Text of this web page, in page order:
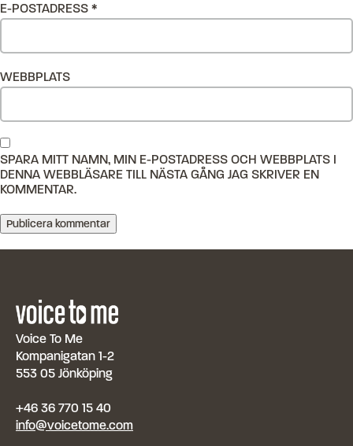
E-POSTADRESS *
WEBBPLATS
SPARA MITT NAMN, MIN E-POSTADRESS OCH WEBBPLATS I
DENNA WEBBLÄSARE TILL NÄSTA GÅNG JAG SKRIVER EN
KOMMENTAR.
Voice To Me
Kompanigatan 1-2
553 05 Jönköping
+46 36 770 15 40
info@voicetome.com